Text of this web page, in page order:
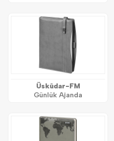
Üsküdar-FM
Günlük Ajanda